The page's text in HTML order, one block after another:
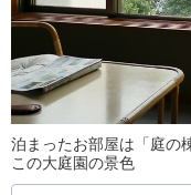
泊まったお部屋は「庭の
この大庭園の景色